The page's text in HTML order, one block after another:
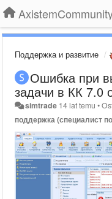
Поддержка и развитие
Ошибка при
задачи в КК 7.0
simtrade 14 lat temu •
поддержка (специалист